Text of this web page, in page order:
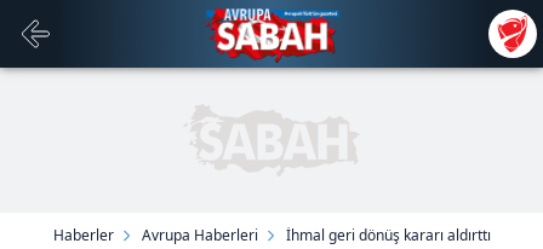
Haberler Avrupa Haberleri
İhmal geri dönüş kararı aldırttı